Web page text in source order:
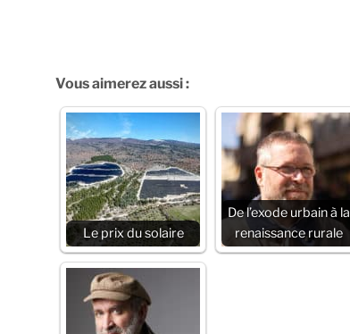
Vous aimerez aussi :
Le prix du solaire
De l’exode urbain à la
renaissance rurale